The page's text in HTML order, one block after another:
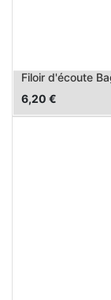
Filoir d'écoute
6,20 €